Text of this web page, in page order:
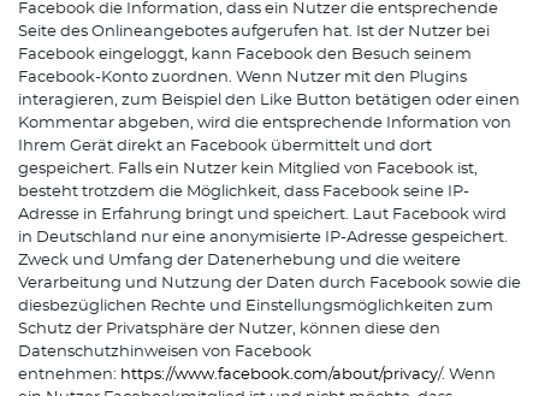
Facebook die Information, dass ein Nutzer die entsprechende
Seite des Onlineangebotes aufgerufen hat. Ist der Nutzer bei
Facebook eingeloggt, kann Facebook den Besuch seinem
Facebook-Konto zuordnen. Wenn Nutzer mit den Plugins
interagieren, zum Beispiel den Like Button betätigen oder einen
Kommentar abgeben, wird die entsprechende Information von
Ihrem Gerät direkt an Facebook übermittelt und dort
gespeichert. Falls ein Nutzer kein Mitglied von Facebook ist,
besteht trotzdem die Möglichkeit, dass Facebook seine IP-
Adresse in Erfahrung bringt und speichert. Laut Facebook wird
in Deutschland nur eine anonymisierte IP-Adresse gespeichert.
Zweck und Umfang der Datenerhebung und die weitere
Verarbeitung und Nutzung der Daten durch Facebook sowie die
diesbezüglichen Rechte und Einstellungsmöglichkeiten zum
Schutz der Privatsphäre der Nutzer, können diese den
Datenschutzhinweisen von Facebook
entnehmen: https://www.facebook.com/about/privacy/. Wenn